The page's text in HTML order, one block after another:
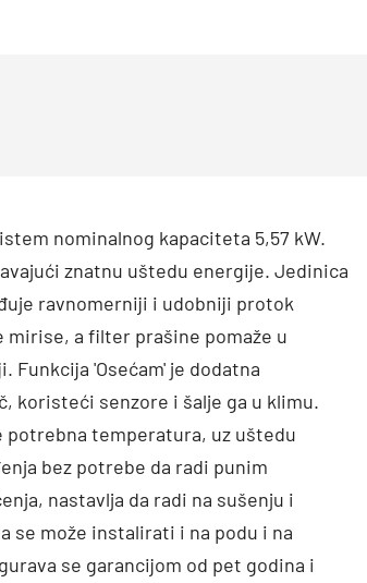
nominalnog kapaciteta 5,57 kW.
znatnu uštedu energije. Jedinica
ravnomerniji i udobniji protok
a filter prašine pomaže u
'Osećam' je dodatna
koristeći senzore i šalje ga u klimu.
temperatura, uz uštedu
bez potrebe da radi punim
nastavlja da radi na sušenju i
se može instalirati i na podu i na
se garancijom od pet godina i